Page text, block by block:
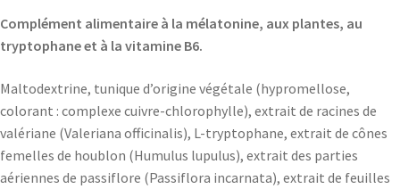
Complément alimentaire à la mélatonine, aux plantes, au
tryptophane et à la vitamine B6.
Maltodextrine, tunique d’origine végétale (hypromellose,
colorant : complexe cuivre-chlorophylle), extrait de racines de
valériane (Valeriana officinalis), L-tryptophane, extrait de cônes
femelles de houblon (Humulus lupulus), extrait des parties
aériennes de passiflore (Passiflora incarnata), extrait de feuilles